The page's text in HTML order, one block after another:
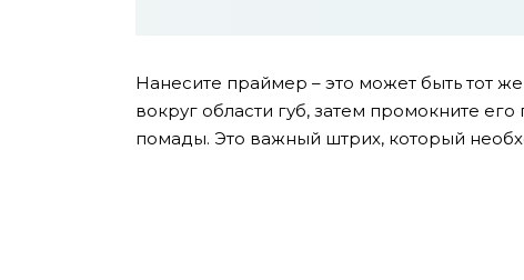
Нанесите праймер – это может быть тот
вокруг области губ, затем промокните
помады. Это важный штрих, который